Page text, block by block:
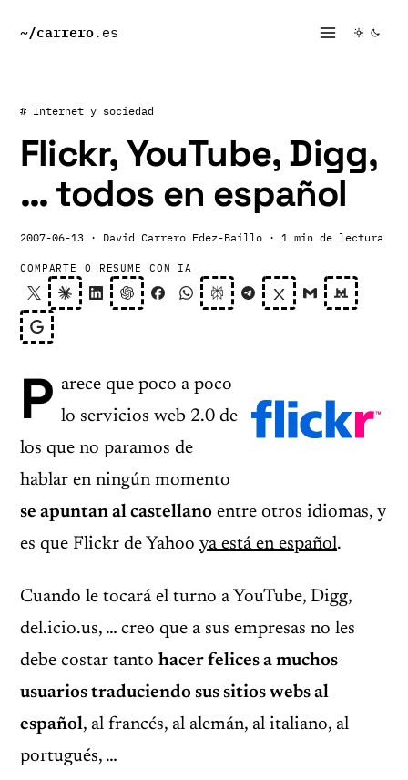
~/carrero.es
# Internet y sociedad
Flickr, YouTube, Digg,
… todos en español
2007-06-13 · David Carrero Fdez-Baillo · 1 min de lectura
COMPARTE O RESUME CON IA
P arece que poco a poco
lo servicios web 2.0 de
los que no paramos de
hablar en ningún momento
se apuntan al castellano entre otros idiomas, y
es que Flickr de Yahoo ya está en español.
Cuando le tocará el turno a YouTube, Digg,
del.icio.us, … creo que a sus empresas no les
debe costar tanto hacer felices a muchos
usuarios traduciendo sus sitios webs al
español, al francés, al alemán, al italiano, al
portugués, …